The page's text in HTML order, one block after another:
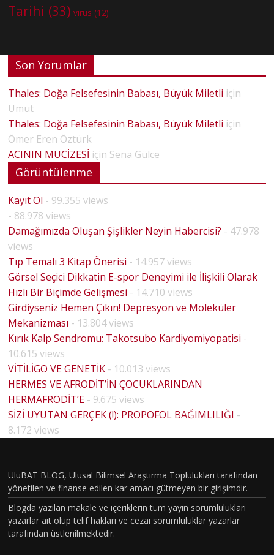
Tarihi (33) virüs (12)
Son Yorumlar
Thales: Doğa Felsefesinin Babası, Büyük Miletli için
Umut
Thales: Doğa Felsefesinin Babası, Büyük Miletli için
Ömer Eren Öztürk
ACININ MUCİZESİ için Sena Gülce
Görüntülenme
Kayıt Ol - 99.355 views
- 88.978 views
Damağımızda Oluşan Şişlikler Neyin Habercisi? - 47.978
views
Tıp Temalı 3 Kitap Önerisi - 14.957 views
Görsel Seçici Dikkatin E-spor Deneyimi ile İlişkili Olarak
Hızlı Bir Biçimde Gelişmesi - 14.710 views
Girdiyseniz Hemen Çıkın! Depresyon ve Moleküler
Mekanizması - 13.804 views
Kırık Kalp Sendromu: Takotsubo Kardiyomiyopatisi -
10.615 views
VİTİLİGO VE GENETİK - 10.013 views
HERMES VE AFRODİT’İN ÇOCUKLARINDAN
HERMAFRODİT’E - 9.675 views
SİZİ UYUTAN GERÇEK (!): PROPOFOL BAĞIMLILIĞI -
8.172 views
UluBAT BLOG, Ulusal Bilimsel Araştırma Toplulukları tarafından
yönetilen ve finanse edilen kar amacı gütmeyen bir girişimdir.
Blogda yazılan makale ve içeriklerin tüm yayın sorumlulukları
yazarlar ait olup telif hakları ve cezai sorumluluklar yazarlar
tarafından üstlenilmektedir.
HOUSE
MD
BÖLÜM
VAKASI
GERÇEK
OLDU :
TÜRKİY